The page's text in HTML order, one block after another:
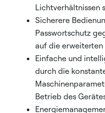
Lichtverhältnissen
Sicherere
Passwortschutz
auf die
Einfache und
durch die
Betrieb des